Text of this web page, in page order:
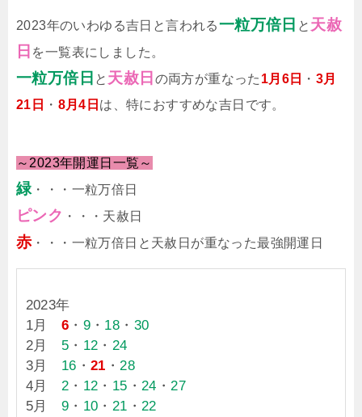
2023年のいわゆる吉日と言われる一粒万倍日 と 天赦
日 を一覧表にしました。
一粒万倍日 と 天赦日 の両方が重なった 1月6日 ・ 3月
21日
・ 8月4日 は、特におすすめな吉日です。
～2023年開運日一覧～
緑 ・・・一粒万倍日
ピンク ・・・天赦日
赤・・・一粒万倍日と天赦日が重なった最強開運日
2023年
1月 6 ・ 9・ 18 ・ 30
2月 5 ・ 12 ・ 24
3月 16 ・ 21 ・ 28
4月 2 ・ 12 ・ 15 ・ 24 ・ 27
5月 9 ・ 10 ・ 21 ・ 22